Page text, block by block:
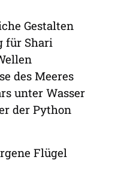
Gestalten
für Shari
des Meeres
unter Wasser
der Python
Flügel